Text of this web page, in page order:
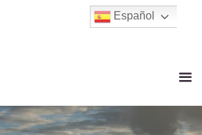
Español